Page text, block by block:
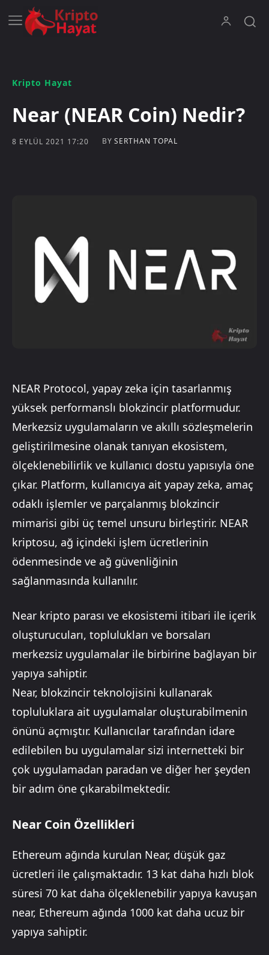
Kripto Hayat
Near (NEAR Coin) Nedir?
8 EYLÜL 2021 17:20 BY SERTHAN TOPAL
NEAR Protocol, yapay zeka için tasarlanmış
yüksek performanslı blokzincir platformudur.
Merkezsiz uygulamaların ve akıllı sözleşmelerin
geliştirilmesine olanak tanıyan ekosistem,
ölçeklenebilirlik ve kullanıcı dostu yapısıyla öne
çıkar. Platform, kullanıcıya ait yapay zeka, amaç
odaklı işlemler ve parçalanmış blokzincir
mimarisi gibi üç temel unsuru birleştirir. NEAR
kriptosu, ağ içindeki işlem ücretlerinin
ödenmesinde ve ağ güvenliğinin
sağlanmasında kullanılır.
Near kripto parası ve ekosistemi itibari ile içerik
oluşturucuları, toplulukları ve borsaları
merkezsiz uygulamalar ile birbirine bağlayan bir
yapıya sahiptir.
Near, blokzincir teknolojisini kullanarak
topluluklara ait uygulamalar oluşturabilmenin
önünü açmıştır. Kullanıcılar tarafından idare
edilebilen bu uygulamalar sizi internetteki bir
çok uygulamadan paradan ve diğer her şeyden
bir adım öne çıkarabilmektedir.
Near Coin Özellikleri
Ethereum ağında kurulan Near, düşük gaz
ücretleri ile çalışmaktadır. 13 kat daha hızlı blok
süresi 70 kat daha ölçeklenebilir yapıya kavuşan
near, Ethereum ağında 1000 kat daha ucuz bir
yapıya sahiptir.